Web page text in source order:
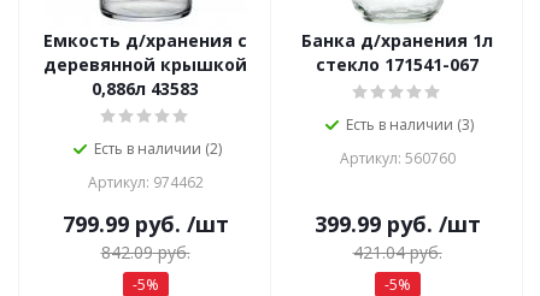
Емкость д/хранения с
деревянной крышкой
0,886л 43583
Есть в наличии (2)
Артикул: 974462
799.99руб. /шт
842.09руб.
-5%
Банка д/хранения 1л
стекло 171541-067
Есть в наличии (3)
Артикул: 560760
399.99руб. /шт
421.04руб.
-5%